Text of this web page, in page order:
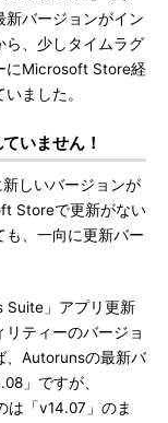
新バージョンがイン
ら、少しタイムラグ
にMicrosoft Store経
ました。
いません！
しいバージョンが
Storeで更新がない
、一向に更新バー
」アプリ更新
ティーのバージョ
、Autorunsの最新バ
」ですが、
は「v14.07」のま